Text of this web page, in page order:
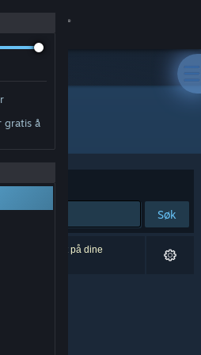
gratis å
Søk
basert på dine